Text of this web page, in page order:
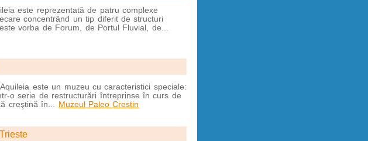
este reprezentată de patru complexe
concentrând un tip diferit de structuri
vorba de Forum, de Portul Fluvial, de...
este un muzeu cu caracteristici speciale:
o serie de restructurări întreprinse în curs de
creştină în... Muzeul Paleo Crestin